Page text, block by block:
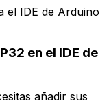
el IDE de Arduino
en el IDE de
añadir sus